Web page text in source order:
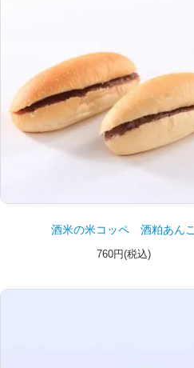
酒米の米コッペ 酒粕あんこ
760円(税込)